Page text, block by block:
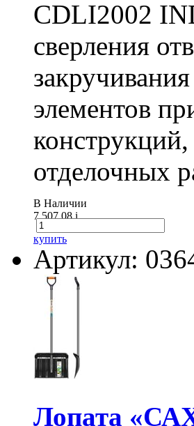
CDLI2002
сверления
элементов
отделочных
В Наличии
7 507.08i
купить
Артикул:
Лопата